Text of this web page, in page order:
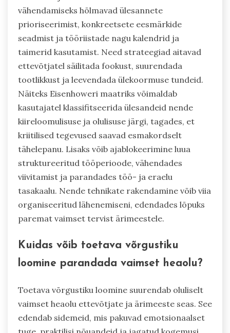
vähendamiseks hõlmavad ülesannete
prioriseerimist, konkreetsete eesmärkide
seadmist ja tööriistade nagu kalendrid ja
taimerid kasutamist. Need strateegiad aitavad
ettevõtjatel säilitada fookust, suurendada
tootlikkust ja leevendada ülekoormuse tundeid.
Näiteks Eisenhoweri maatriks võimaldab
kasutajatel klassifitseerida ülesandeid nende
kiireloomulisuse ja olulisuse järgi, tagades, et
kriitilised tegevused saavad esmakordselt
tähelepanu. Lisaks võib ajablokeerimine luua
struktureeritud tööperioode, vähendades
viivitamist ja parandades töö- ja eraelu
tasakaalu. Nende tehnikate rakendamine võib viia
organiseeritud lähenemiseni, edendades lõpuks
paremat vaimset tervist ärimeestele.
Kuidas võib toetava võrgustiku
loomine parandada vaimset heaolu?
Toetava võrgustiku loomine suurendab oluliselt
vaimset heaolu ettevõtjate ja ärimeeste seas. See
edendab sidemeid, mis pakuvad emotsionaalset